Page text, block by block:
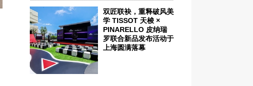
双匠联袂，重释破风美
学 TISSOT 天梭 ×
PINARELLO 皮纳瑞
罗联合新品发布活动于
上海圆满落幕